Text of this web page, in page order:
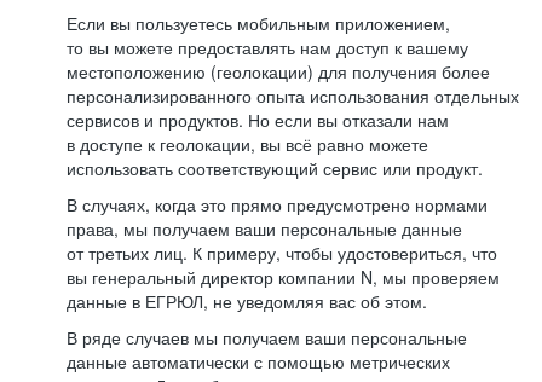
Если вы пользуетесь мобильным приложением,
то вы можете предоставлять нам доступ к вашему
местоположению (геолокации) для получения более
персонализированного опыта использования отдельных
сервисов и продуктов. Но если вы отказали нам
в доступе к геолокации, вы всё равно можете
использовать соответствующий сервис или продукт.
В случаях, когда это прямо предусмотрено нормами
права, мы получаем ваши персональные данные
от третьих лиц. К примеру, чтобы удостовериться, что
вы генеральный директор компании N, мы проверяем
данные в ЕГРЮЛ, не уведомляя вас об этом.
В ряде случаев мы получаем ваши персональные
данные автоматически с помощью метрических